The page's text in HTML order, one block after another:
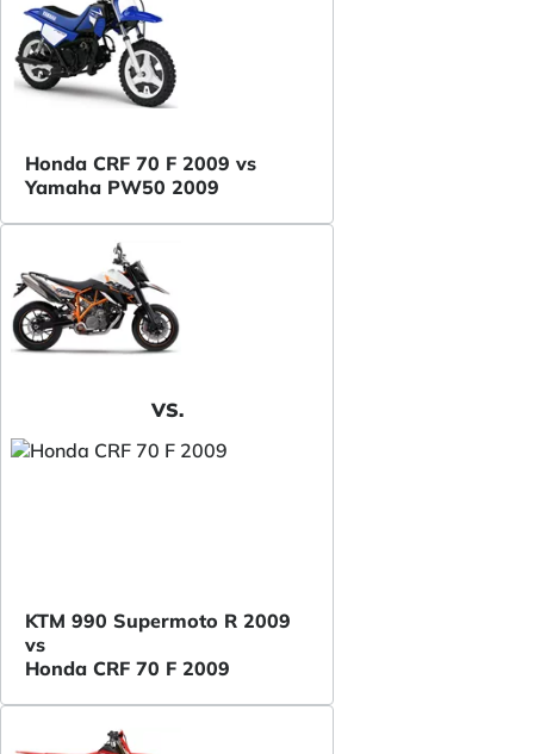
Honda CRF 70 F 2009 vs
Yamaha PW50 2009
VS.
KTM 990 Supermoto R 2009
vs
Honda CRF 70 F 2009